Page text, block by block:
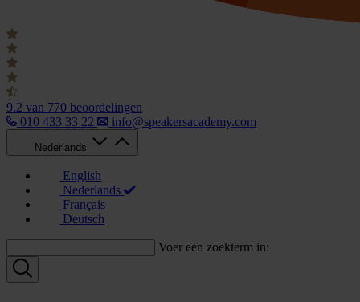
9.2 van 770 beoordelingen
010 433 33 22
info@speakersacademy.com
Nederlands
English
Nederlands
Français
Deutsch
Voer een zoekterm in: